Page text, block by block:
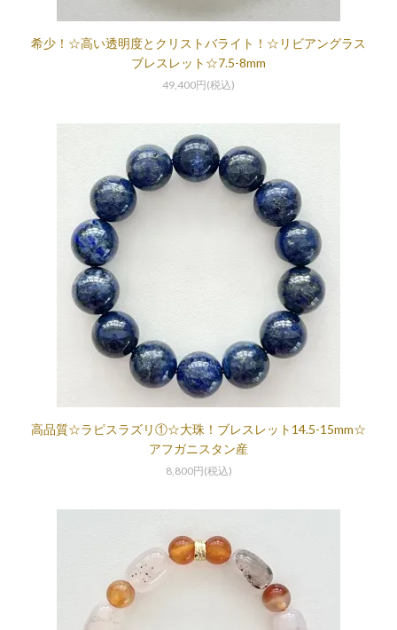
希少！☆高い透明度とクリストバライト！☆リビアングラス
ブレスレット☆7.5-8mm
49,400円(税込)
高品質☆ラピスラズリ①☆大珠！ブレスレット14.5-15mm☆
アフガニスタン産
8,800円(税込)